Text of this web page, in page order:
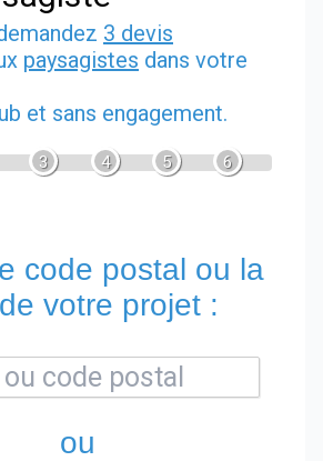
3 devis
paysagistes dans votre
et sans engagement.
3 4 5 6
code postal ou la
votre projet :
ou